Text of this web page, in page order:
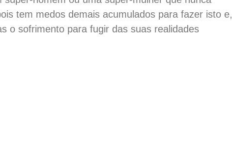
tem medos demais acumulados para fazer isto e,
o sofrimento para fugir das suas realidades